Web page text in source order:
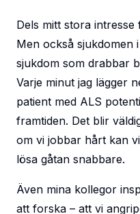
Dels mitt stora
Men också sjukdomen
sjukdom som drabbar
Varje minut jag lägger
patient med ALS
framtiden. Det blir
om vi jobbar hårt kan
lösa gåtan snabbare.
Även mina kollegor
att forska – att vi